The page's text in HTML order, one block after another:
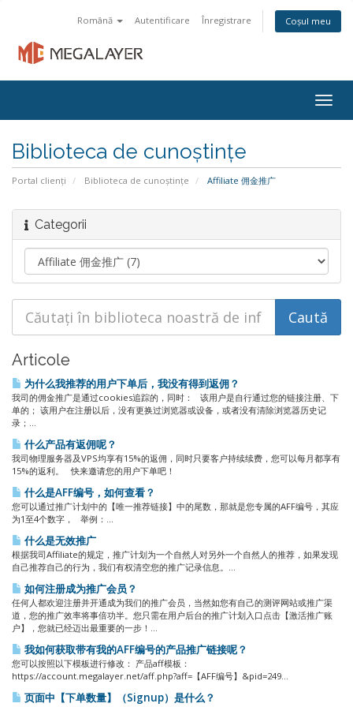
Română Autentificare Înregistrare Coșul meu
Biblioteca de cunoștințe
Portal clienți Biblioteca de cunoștințe Affiliate 佣金推广
Categorii
Articole
为什么我推荐的用户下单后，我没有得到返佣？
我司的佣金推广是通过cookies追踪的，同时： 该用户是自行通过您的链接注册、下
单的； 该用户在注册以后，没有更换过浏览器或设备，或者没有清除浏览器历史记
录；...
什么产品有返佣呢？
我司物理服务器及VPS均享有15%的返佣，同时只要客户持续续费，您可以每月都享有
15%的返利。 快来邀请您的用户下单吧！
什么是AFF编号，如何查看？
您可以通过推广计划中的【唯一推荐链接】中的尾数，那就是您专属的AFF编号，其应
为1至4个数字， 举例：...
什么是无效推广
根据我司Affiliate的规定，推广计划为一个自然人对另外一个自然人的推荐，如果发现
自己推荐自己的行为，我们有权清空您的推广记录信息。...
如何注册成为推广会员？
任何人都欢迎注册并开通成为我们的推广会员，当然如您有自己的测评网站或推广渠
道，您的推广效率将事倍功半。您只需在用户后台的推广计划入口点击【激活推广账
户】，您就已经迈出最重要的一步！...
我如何获取带有我的AFF编号的产品推广链接呢？
您可以按照以下模板进行修改： 产品aff模板：
https://account.megalayer.net/aff.php?aff=【AFF编号】&pid=249...
页面中【下单数量】（Signup）是什么？